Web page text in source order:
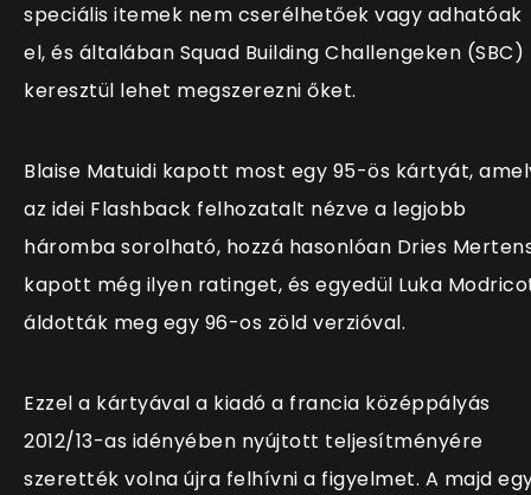
speciális itemek nem cserélhetőek vagy adhatóak
el, és általában Squad Building Challengeken (SBC)
keresztül lehet megszerezni őket.
Blaise Matuidi kapott most egy 95-ös kártyát,
az idei Flashback felhozatalt nézve a legjobb
háromba sorolható, hozzá hasonlóan Dries
kapott még ilyen ratinget, és egyedül Luka
áldották meg egy 96-os zöld verzióval.
Ezzel a kártyával a kiadó a francia középpályás
2012/13-as idényében nyújtott teljesítményére
szerették volna újra felhívni a figyelmet. A majd